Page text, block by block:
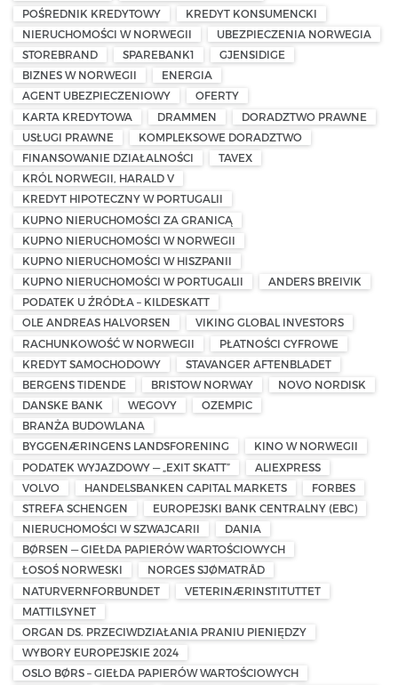
POŚREDNIK KREDYTOWY
KREDYT KONSUMENCKI
NIERUCHOMOŚCI W NORWEGII
UBEZPIECZENIA NORWEGIA
STOREBRAND
SPAREBANK1
GJENSIDIGE
BIZNES W NORWEGII
ENERGIA
AGENT UBEZPIECZENIOWY
OFERTY
KARTA KREDYTOWA
DRAMMEN
DORADZTWO PRAWNE
USŁUGI PRAWNE
KOMPLEKSOWE DORADZTWO
FINANSOWANIE DZIAŁALNOŚCI
TAVEX
KRÓL NORWEGII, HARALD V
KREDYT HIPOTECZNY W PORTUGALII
KUPNO NIERUCHOMOŚCI ZA GRANICĄ
KUPNO NIERUCHOMOŚCI W NORWEGII
KUPNO NIERUCHOMOŚCI W HISZPANII
KUPNO NIERUCHOMOŚCI W PORTUGALII
ANDERS BREIVIK
PODATEK U ŹRÓDŁA – KILDESKATT
OLE ANDREAS HALVORSEN
VIKING GLOBAL INVESTORS
RACHUNKOWOŚĆ W NORWEGII
PŁATNOŚCI CYFROWE
KREDYT SAMOCHODOWY
STAVANGER AFTENBLADET
BERGENS TIDENDE
BRISTOW NORWAY
NOVO NORDISK
DANSKE BANK
WEGOVY
OZEMPIC
BRANŻA BUDOWLANA
BYGGENÆRINGENS LANDSFORENING
KINO W NORWEGII
PODATEK WYJAZDOWY — „EXIT SKATT”
ALIEXPRESS
VOLVO
HANDELSBANKEN CAPITAL MARKETS
FORBES
STREFA SCHENGEN
EUROPEJSKI BANK CENTRALNY (EBC)
NIERUCHOMOŚCI W SZWAJCARII
DANIA
BØRSEN — GIEŁDA PAPIERÓW WARTOŚCIOWYCH
ŁOSOŚ NORWESKI
NORGES SJØMATRÅD
NATURVERNFORBUNDET
VETERINÆRINSTITUTTET
MATTILSYNET
ORGAN DS. PRZECIWDZIAŁANIA PRANIU PIENIĘDZY
WYBORY EUROPEJSKIE 2024
OSLO BØRS – GIEŁDA PAPIERÓW WARTOŚCIOWYCH